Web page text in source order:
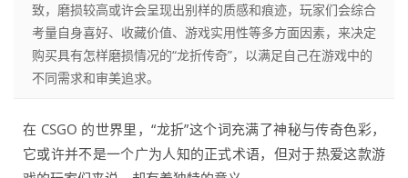
致，磨损较高或许会呈现出别样的质感和痕迹，玩家们会综合
考量自身喜好、收藏价值、游戏实用性等多方面因素，来决定
购买具有怎样磨损情况的“龙折传奇”，以满足自己在游戏中的
不同需求和审美追求。
在 CSGO 的世界里，“龙折”这个词充满了神秘与传奇色彩，
它或许并不是一个广为人知的正式术语，但对于热爱这款游